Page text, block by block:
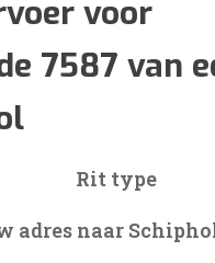
€244
tot
voor
7587 van
Rit type
adres naar